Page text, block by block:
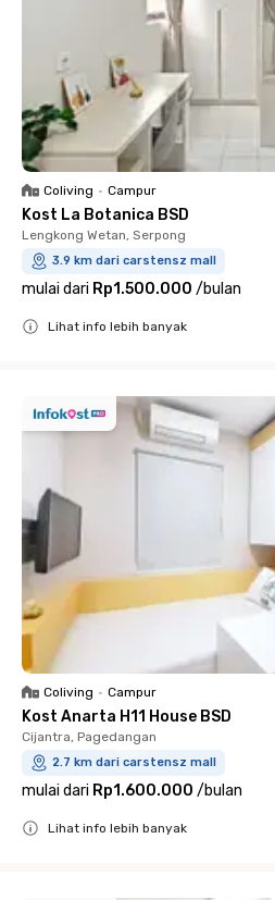
Coliving • Campur
Kost La Botanica BSD
Lengkong Wetan, Serpong
3.9 km dari carstensz mall
mulai dari Rp1.500.000 /bulan
Lihat info lebih banyak
Coliving • Campur
Kost Anarta H11 House BSD
Cijantra, Pagedangan
2.7 km dari carstensz mall
mulai dari Rp1.600.000 /bulan
Lihat info lebih banyak